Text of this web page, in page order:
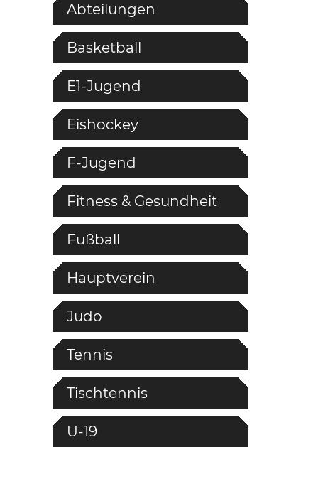
Abteilungen
Basketball
E1-Jugend
Eishockey
F-Jugend
Fitness & Gesundheit
Fußball
Hauptverein
Judo
Tennis
Tischtennis
U-19